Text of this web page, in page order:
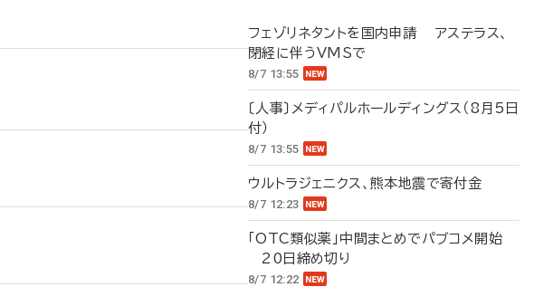
フェゾリネタントを国内申請 アステラス、
閉経に伴うVMSで
8/7 13:55
〔人事〕メディパルホールディングス（8月5日
付）
8/7 13:55
ウルトラジェニクス、熊本地震で寄付金
8/7 12:23
「OTC類似薬」中間まとめでパブコメ開始
20日締め切り
8/7 12:22